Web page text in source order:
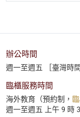
辦公時間
週一至週五 ［臺灣時
臨櫃服務時間
海外教育（預約制，
週一至週五 上午 9 時